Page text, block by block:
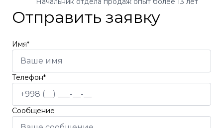
Отправить заявку
Имя*
Телефон*
Сообщение